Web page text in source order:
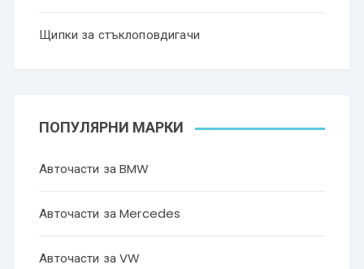
Щипки за стъклоповдигачи
ПОПУЛЯРНИ МАРКИ
Авточасти за BMW
Авточасти за Mercedes
Авточасти за VW